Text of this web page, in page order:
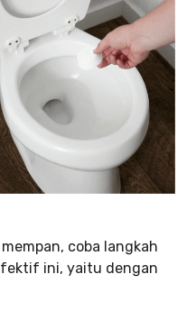
coba langkah
ini, yaitu dengan